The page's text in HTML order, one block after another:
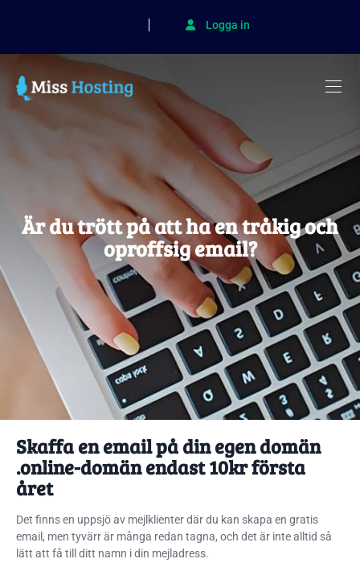
Logga in
Är du trött på att ha en tråkig och
oproffsig email?
Skaffa en email på din egen domän
.online-domän endast 10kr första
året
Det finns en uppsjö av mejlklienter där du kan skapa en gratis
email, men tyvärr är många redan tagna, och det är inte alltid så
lätt att få till ditt namn i din mejladress.